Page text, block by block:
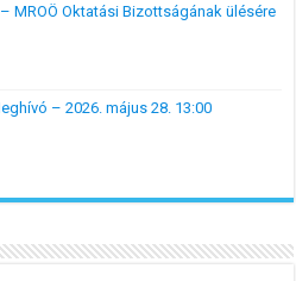
– MROÖ Oktatási Bizottságának ülésére
– 2026. május 28. 13:00